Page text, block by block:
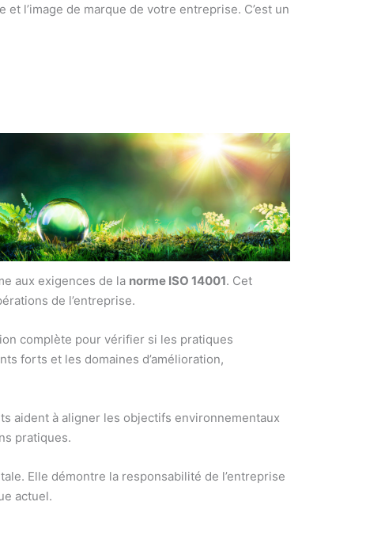
l’image de marque de votre entreprise. C’est un
aux exigences de la norme ISO 14001. Cet
de l’entreprise.
complète pour vérifier si les pratiques
forts et les domaines d’amélioration,
aident à aligner les objectifs environnementaux
pratiques.
Elle démontre la responsabilité de l’entreprise
actuel.